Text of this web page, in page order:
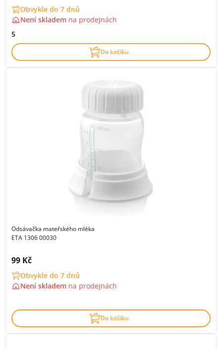
Obvykle do 7 dnů
Není skladem na prodejnách
5
Do košíku
Odsávačka mateřského mléka
ETA 1306 00030
Cena s DPH:
99 Kč
Obvykle do 7 dnů
Není skladem na prodejnách
Do košíku